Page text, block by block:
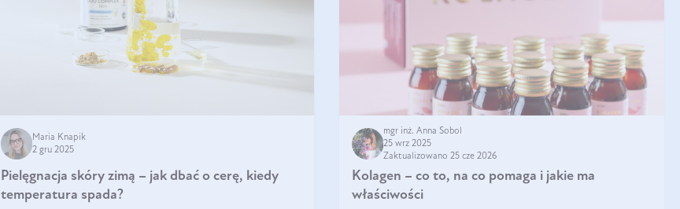
Maria Knapik
2 gru 2025
Pielęgnacja skóry zimą – jak dbać o cerę, kiedy
temperatura spada?
mgr inż. Anna Sobol
25 wrz 2025
Zaktualizowano 25 cze 2026
Kolagen – co to, na co pomaga i jakie ma
właściwości